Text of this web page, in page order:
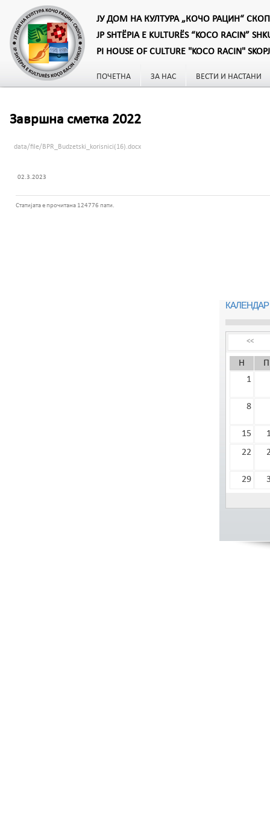
ЈУ ДОМ НА КУЛТУРА „КОЧО РАЦИН“
JP SHTËPIA E KULTURËS “KOCO RACIN”
PI HOUSE OF CULTURE "KOCO RACIN"
ПОЧЕТНА ЗА НАС ВЕСТИ И НАСТАНИ
Завршна сметка 2022
data/file/BPR_Budzetski_korisnici(16).docx
02.3.2023
Статијата е прочитана 124776 пати.
<<
Н
П
1
8
15
22
29